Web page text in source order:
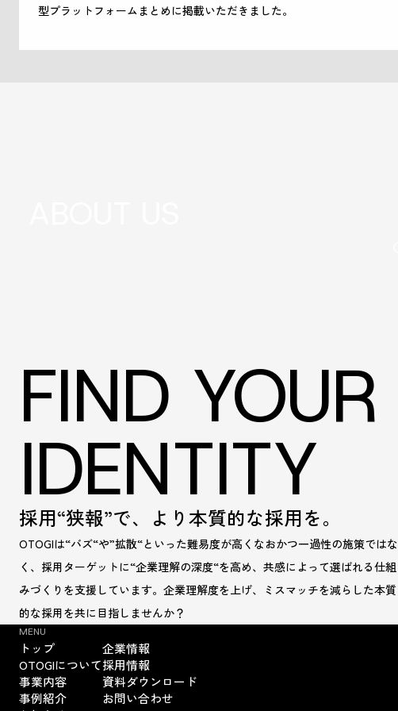
型プラットフォームまとめに掲載いただきました。
FIND YOUR
IDENTITY
採用“狭報”で、 より本質的な採用を。
OTOGIは“バズ“や”拡散“といった難易度が高くなおかつ一過性の施策ではな
く、採用ターゲットに“企業理解の深度“を高め、共感によって選ばれる仕組
みづくりを支援しています。企業理解度を上げ、ミスマッチを減らした本質
的な採用を共に目指しませんか？
MENU
トップ
OTOGIについて
事業内容
事例紹介
企業情報
採用情報
資料ダウンロード
お問い合わせ